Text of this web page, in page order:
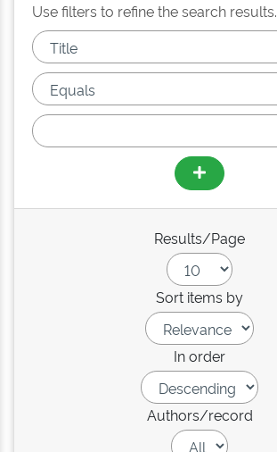
Use filters to refine the search results.
Results/Page
Sort items by
In order
Authors/record